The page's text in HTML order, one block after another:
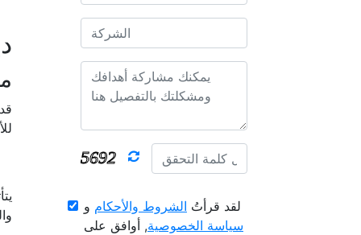
لقد قرأتُ الشروط والأحكام و
سياسة الخصوصية, أوافق على